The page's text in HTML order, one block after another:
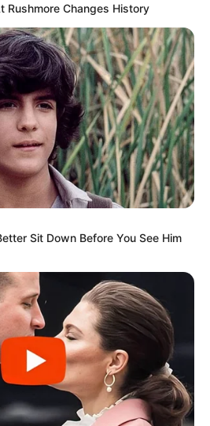
Rushmore Changes History
Sit Down Before You See Him